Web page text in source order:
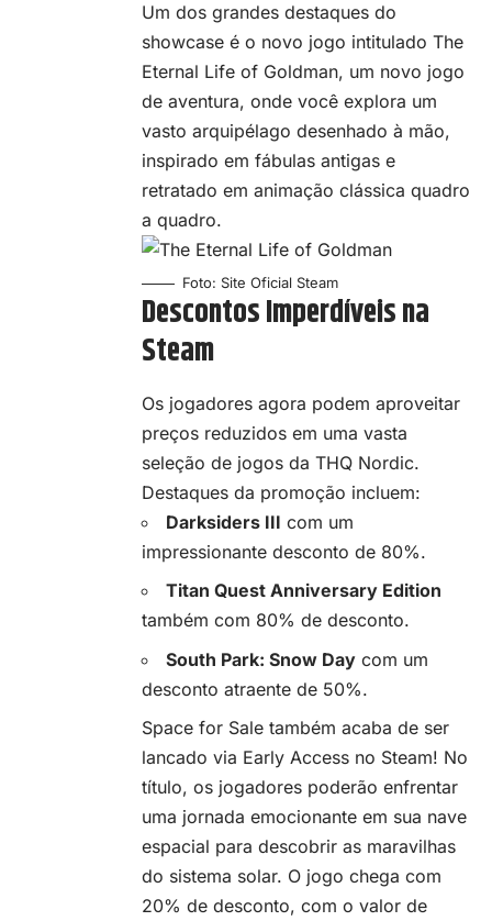
Um dos grandes destaques do
showcase é o novo jogo intitulado The
Eternal Life of Goldman, um novo jogo
de aventura, onde você explora um
vasto arquipélago desenhado à mão,
inspirado em fábulas antigas e
retratado em animação clássica quadro
a quadro.
Foto: Site Oficial Steam
Descontos Imperdíveis na
Steam
Os jogadores agora podem aproveitar
preços reduzidos em uma vasta
seleção de jogos da THQ Nordic.
Destaques da promoção incluem:
Darksiders III com um
impressionante desconto de 80%.
Titan Quest Anniversary Edition
também com 80% de desconto.
South Park: Snow Day com um
desconto atraente de 50%.
Space for Sale também acaba de ser
lancado via Early Access no Steam! No
título, os jogadores poderão enfrentar
uma jornada emocionante em sua nave
espacial para descobrir as maravilhas
do sistema solar. O jogo chega com
20% de desconto, com o valor de